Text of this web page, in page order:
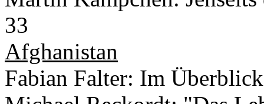
33
Afghanistan
Fabian Falter: Im